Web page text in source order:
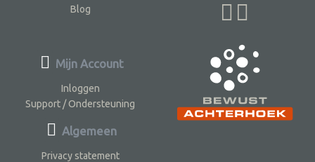
Blog
Mijn Account
Inloggen
Support / Ondersteuning
Algemeen
Privacy statement